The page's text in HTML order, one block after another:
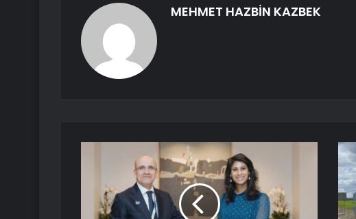
MEHMET HAZBİN KAZBEK